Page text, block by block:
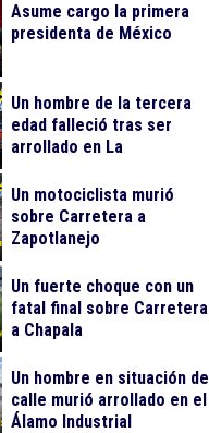
Asume cargo la primera
presidenta de México
Un hombre de la tercera
edad falleció tras ser
arrollado en La
Un motociclista murió
sobre Carretera a
Zapotlanejo
Un fuerte choque con un
fatal final sobre Carretera
a Chapala
Un hombre en situación de
calle murió arrollado en el
Álamo Industrial